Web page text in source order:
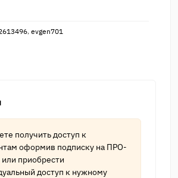
, evgen701
получить доступ к
оформив подписку на ПРО-
или приобрести
доступ к нужному